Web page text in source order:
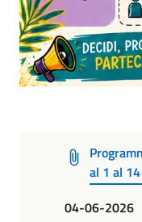
al 1 al
04-06-2026